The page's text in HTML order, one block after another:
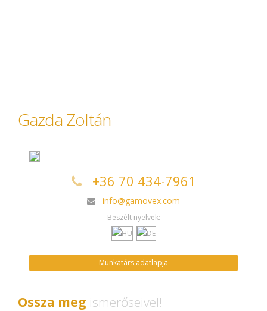
Gazda Zoltán
+36 70 434-7961
info@gamovex.com
Beszélt nyelvek:
Munkatárs adatlapja
Ossza meg ismerőseivel!